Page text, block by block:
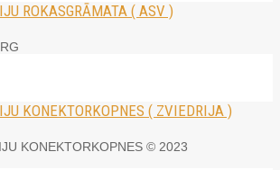
ROKASGRĀMATA ( ASV )
KONEKTORKOPNES ( ZVIEDRIJA )
KONEKTORKOPNES © 2023